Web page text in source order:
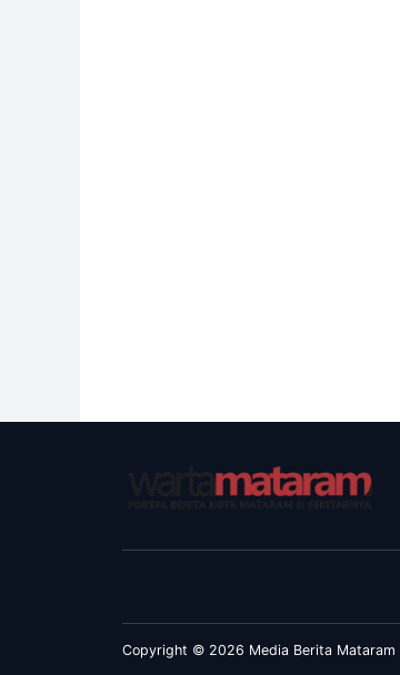
Copyright © 2026 Media Berita Mataram